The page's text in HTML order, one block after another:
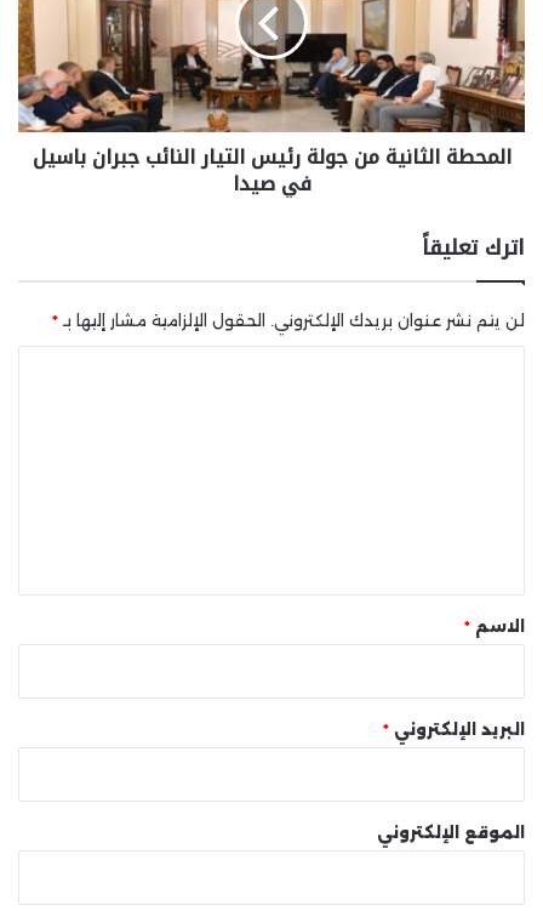
المحطة الثانية من جولة رئيس التيار النائب جبران باسيل
في صيدا
اترك تعليقاً
لن يتم نشر عنوان بريدك الإلكتروني. الحقول الإلزامية مشار إليها بـ*
* الاسم *
البريد الإلكتروني *
الموقع الإلكتروني